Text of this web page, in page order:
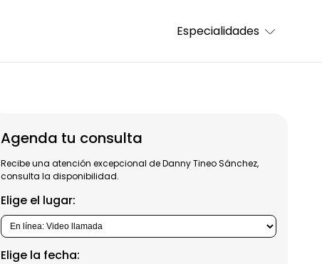
Especialidades
Agenda tu consulta
Recibe una atención excepcional de Danny Tineo Sánchez,
consulta la disponibilidad.
Elige el lugar:
Elige la fecha: